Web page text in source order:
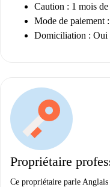
Caution : 1 mois
Mode de paiement
Domiciliation : Oui
Propriétaire
Ce propriétaire parle Anglais